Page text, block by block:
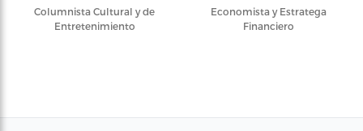
Columnista Cultural y de
Entretenimiento
Economista y Estratega
Financiero